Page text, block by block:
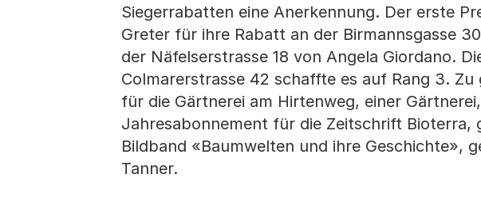
Siegerrabatten eine Anerkennung. Der erste
Greter für ihre Rabatt an der Birmannsgasse
der Näfelserstrasse 18 von Angela Giordano.
Colmarerstrasse 42 schaffte es auf Rang 3.
für die Gärtnerei am Hirtenweg, einer
Jahresabonnement für die Zeitschrift Bioterra,
Bildband «Baumwelten und ihre Geschichte»,
Tanner.